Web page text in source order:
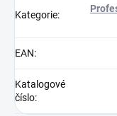
Kategorie:
EAN:
Katalogové
číslo: